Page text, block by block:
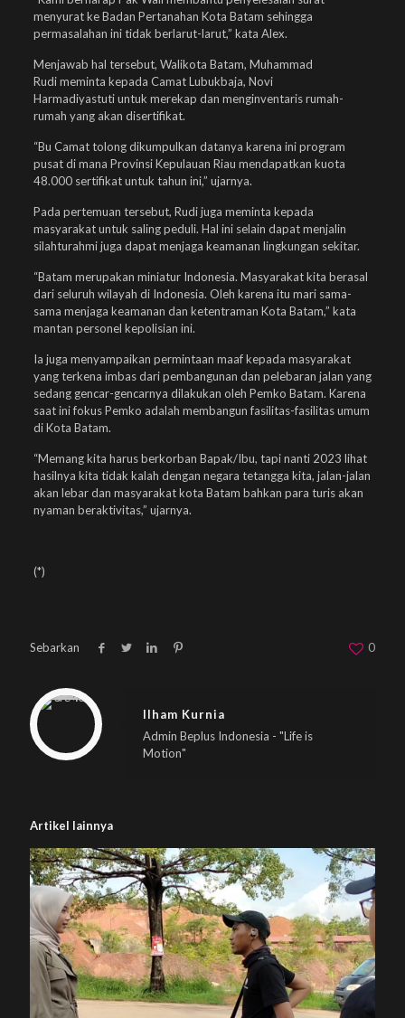
menyurat ke Badan Pertanahan Kota Batam sehingga
permasalahan ini tidak berlarut-larut,” kata Alex.
Menjawab hal tersebut, Walikota Batam, Muhammad
Rudi meminta kepada Camat Lubukbaja, Novi
Harmadiyastuti untuk merekap dan menginventaris rumah-
rumah yang akan disertifikat.
“Bu Camat tolong dikumpulkan datanya karena ini program
pusat di mana Provinsi Kepulauan Riau mendapatkan kuota
48.000 sertifikat untuk tahun ini,” ujarnya.
Pada pertemuan tersebut, Rudi juga meminta kepada
masyarakat untuk saling peduli. Hal ini selain dapat menjalin
silahturahmi juga dapat menjaga keamanan lingkungan sekitar.
“Batam merupakan miniatur Indonesia. Masyarakat kita berasal
dari seluruh wilayah di Indonesia. Oleh karena itu mari sama-
sama menjaga keamanan dan ketentraman Kota Batam,” kata
mantan personel kepolisian ini.
Ia juga menyampaikan permintaan maaf kepada masyarakat
yang terkena imbas dari pembangunan dan pelebaran jalan yang
sedang gencar-gencarnya dilakukan oleh Pemko Batam. Karena
saat ini fokus Pemko adalah membangun fasilitas-fasilitas umum
di Kota Batam.
“Memang kita harus berkorban Bapak/Ibu, tapi nanti 2023 lihat
hasilnya kita tidak kalah dengan negara tetangga kita, jalan-jalan
akan lebar dan masyarakat kota Batam bahkan para turis akan
nyaman beraktivitas,” ujarnya.
(*)
Sebarkan 0
Warning
: Trying to access array offset on null in
/home/u833233641/domains/beplus.id/public_html/wp-content/themes/betheme/includes/content-single.php
on line
286
Ilham Kurnia
Admin Beplus Indonesia - "Life is
Motion"
Artikel lainnya